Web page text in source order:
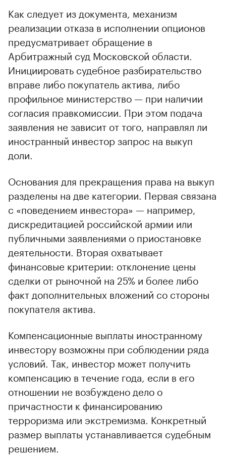
Как следует из документа, механизм
реализации отказа в исполнении опционов
предусматривает обращение в
Арбитражный суд Московской области.
Инициировать судебное разбирательство
вправе либо покупатель актива, либо
профильное министерство — при наличии
согласия правкомиссии. При этом подача
заявления не зависит от того, направлял ли
иностранный инвестор запрос на выкуп
доли.
Основания для прекращения права на выкуп
разделены на две категории. Первая связана
с «поведением инвестора» — например,
дискредитацией российской армии или
публичными заявлениями о приостановке
деятельности. Вторая охватывает
финансовые критерии: отклонение цены
сделки от рыночной на 25% и более либо
факт дополнительных вложений со стороны
покупателя актива.
Компенсационные выплаты иностранному
инвестору возможны при соблюдении ряда
условий. Так, инвестор может получить
компенсацию в течение года, если в его
отношении не возбуждено дело о
причастности к финансированию
терроризма или экстремизма. Конкретный
размер выплаты устанавливается судебным
решением.